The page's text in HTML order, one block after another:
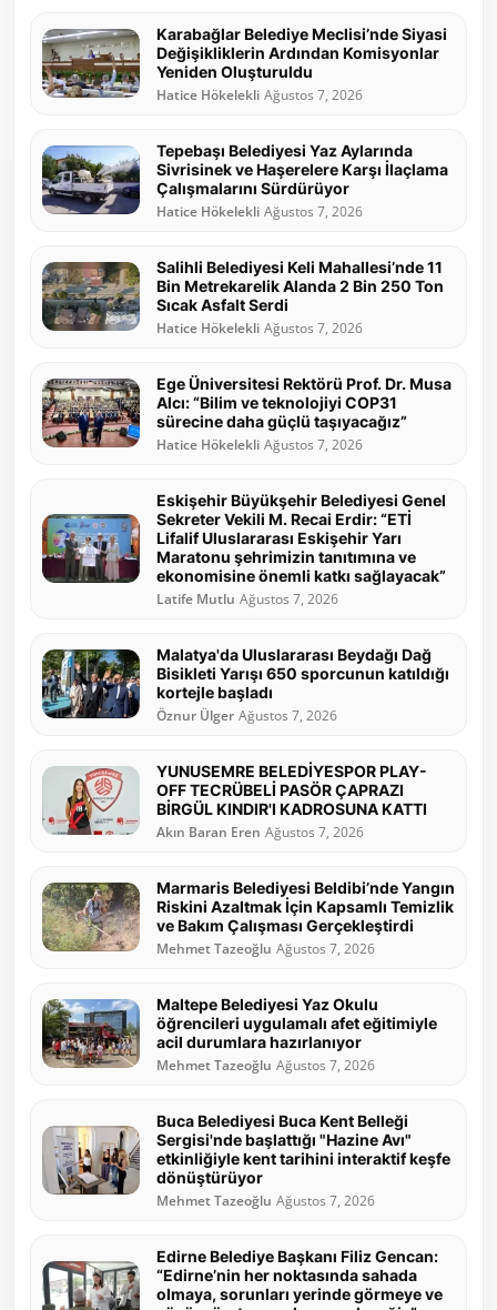
Karabağlar Belediye Meclisi’nde Siyasi
Değişikliklerin Ardından Komisyonlar
Yeniden Oluşturuldu
Hatice Hökelekli Ağustos 7, 2026
Tepebaşı Belediyesi Yaz Aylarında
Sivrisinek ve Haşerelere Karşı İlaçlama
Çalışmalarını Sürdürüyor
Hatice Hökelekli Ağustos 7, 2026
Salihli Belediyesi Keli Mahallesi’nde 11
Bin Metrekarelik Alanda 2 Bin 250 Ton
Sıcak Asfalt Serdi
Hatice Hökelekli Ağustos 7, 2026
Ege Üniversitesi Rektörü Prof. Dr. Musa
Alcı: “Bilim ve teknolojiyi COP31
sürecine daha güçlü taşıyacağız”
Hatice Hökelekli Ağustos 7, 2026
Eskişehir Büyükşehir Belediyesi Genel
Sekreter Vekili M. Recai Erdir: “ETİ
Lifalif Uluslararası Eskişehir Yarı
Maratonu şehrimizin tanıtımına ve
ekonomisine önemli katkı sağlayacak”
Latife Mutlu Ağustos 7, 2026
Malatya'da Uluslararası Beydağı Dağ
Bisikleti Yarışı 650 sporcunun katıldığı
kortejle başladı
Öznur Ülger Ağustos 7, 2026
YUNUSEMRE BELEDİYESPOR PLAY-
OFF TECRÜBELİ PASÖR ÇAPRAZI
BİRGÜL KINDIR'I KADROSUNA KATTI
Akın Baran Eren Ağustos 7, 2026
Marmaris Belediyesi Beldibi’nde Yangın
Riskini Azaltmak İçin Kapsamlı Temizlik
ve Bakım Çalışması Gerçekleştirdi
Mehmet Tazeoğlu Ağustos 7, 2026
Maltepe Belediyesi Yaz Okulu
öğrencileri uygulamalı afet eğitimiyle
acil durumlara hazırlanıyor
Mehmet Tazeoğlu Ağustos 7, 2026
Buca Belediyesi Buca Kent Belleği
Sergisi'nde başlattığı "Hazine Avı"
etkinliğiyle kent tarihini interaktif keşfe
dönüştürüyor
Mehmet Tazeoğlu Ağustos 7, 2026
Edirne Belediye Başkanı Filiz Gencan:
“Edirne’nin her noktasında sahada
olmaya, sorunları yerinde görmeye ve